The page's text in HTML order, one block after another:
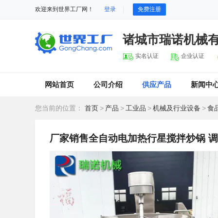
欢迎来到世界工厂网！ 登录 免费注册
诸城市瑞诺机械
实名认证 企业认证
网站首页 公司介绍 供应产品 新闻中
您当前的位置： 首页 > 产品 > 工业品 >机械及行业设备 >食
厂家销售全自动电加热行星搅拌炒锅